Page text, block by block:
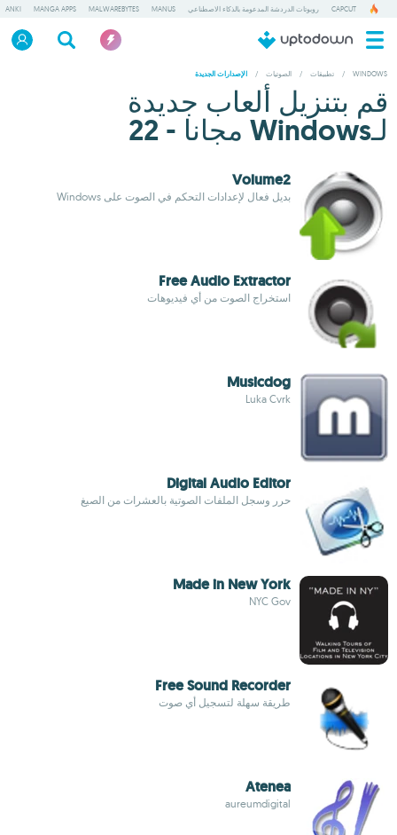
CAPCUT روبوتات الدردشة المدعومة بالذكاء الاصطناعي MANUS
MALWAREBYTES
MANGA APPS
ANKI
WINDOWS
/ تطبيقات / الصوتيات / الإصدارات الجديدة
قم بتنزيل ألعاب جديدة
لـWindows مجانا - 22
Volume2
بديل فعال لإعدادات التحكم في الصوت على Windows
Free Audio Extractor
استخراج الصوت من أي فيديوهات
Musicdog
Luka Cvrk
Digital Audio Editor
حرر وسجل الملفات الصوتية بالعشرات من الصيغ
Made in New York
NYC Gov
Free Sound Recorder
طريقة سهلة لتسجيل أي صوت
Atenea
aureumdigital